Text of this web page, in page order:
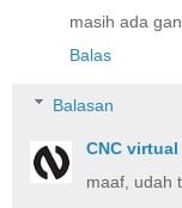
masih ada
Balas
Balasan
CNC virtual
maaf, udah